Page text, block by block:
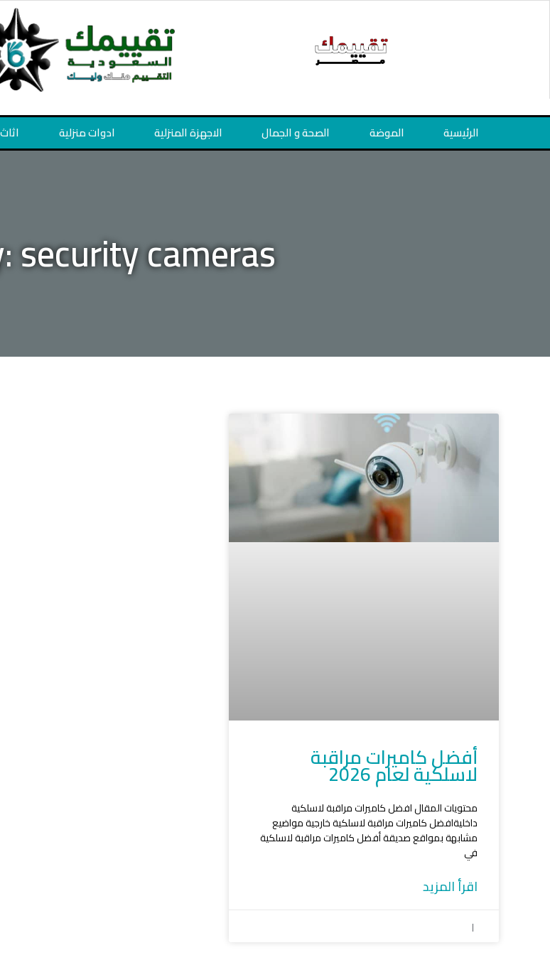
تخطي
الرئيسية الموضة الصحة و الجمال الاجهزة المنزلية ادوات منزلية اثاث
security cameras
أفضل كاميرات مراقبة
لاسلكية لعام 2026
محتويات المقال افضل كاميرات مراقبة لاسلكية
داخليةافضل كاميرات مراقبة لاسلكية خارجية مواضيع
مشابهة بمواقع صديقة أفضل كاميرات مراقبة لاسلكية
في
اقرأ المزيد